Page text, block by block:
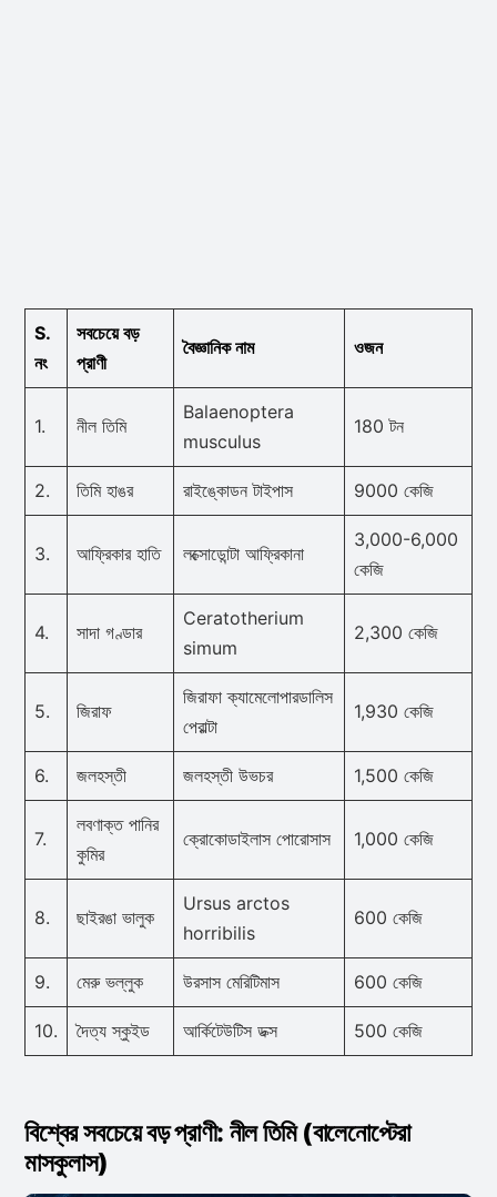
S.
নং
সবচেয়ে বড়
প্রাণী
বৈজ্ঞানিক নাম ওজন
1. নীল তিমি
Balaenoptera
musculus
180 টন
2. তিমি হাঙর রাইঙ্কোডন টাইপাস 9000 কেজি
3. আফ্রিকার হাতি লক্সোডোন্টা আফ্রিকানা
3,000-6,000
কেজি
4. সাদা গণ্ডার
Ceratotherium
simum
2,300 কেজি
5. জিরাফ
জিরাফা ক্যামেলোপারডালিস
পেরাল্টা
1,930 কেজি
6. জলহস্তী জলহস্তী উভচর 1,500 কেজি
7.
লবণাক্ত পানির
কুমির
ক্রোকোডাইলাস পোরোসাস 1,000 কেজি
8. ছাইরঙা ভালুক
Ursus arctos
horribilis
600 কেজি
9. মেরু ভল্লুক উরসাস মেরিটিমাস 600 কেজি
10. দৈত্য স্কুইড আর্কিটেউটিস ডক্স 500 কেজি
বিশ্বের সবচেয়ে বড় প্রাণী: নীল তিমি (বালেনোপ্টেরা
মাসকুলাস)